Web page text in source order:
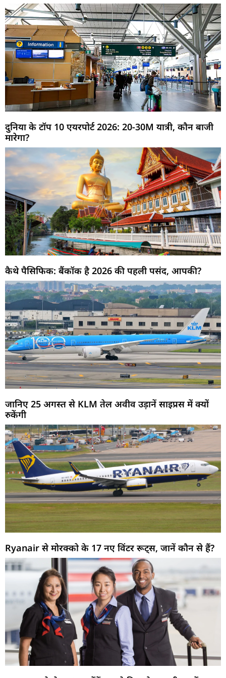
दुनिया के टॉप 10 एयरपोर्ट 2026: 20-30M यात्री, कौन बाजी
मारेगा?
कैथे पैसिफिक: बैंकॉक है 2026 की पहली पसंद, आपकी?
जानिए 25 अगस्त से KLM तेल अवीव उड़ानें साइप्रस में क्यों
रुकेंगी
Ryanair से मोरक्को के 17 नए विंटर रूट्स, जानें कौन से हैं?